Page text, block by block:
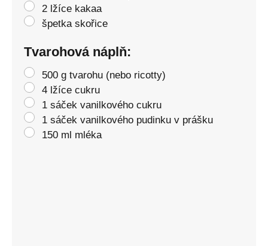
2 lžíce kakaa
špetka skořice
Tvarohová náplň:
500 g tvarohu (nebo ricotty)
4 lžíce cukru
1 sáček vanilkového cukru
1 sáček vanilkového pudinku v prášku
150 ml mléka